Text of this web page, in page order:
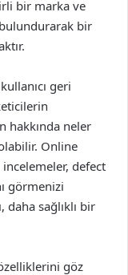
bir marka ve
bir
geri
hakkında neler
Online
defect
görmenizi
sağlıklı bir
göz